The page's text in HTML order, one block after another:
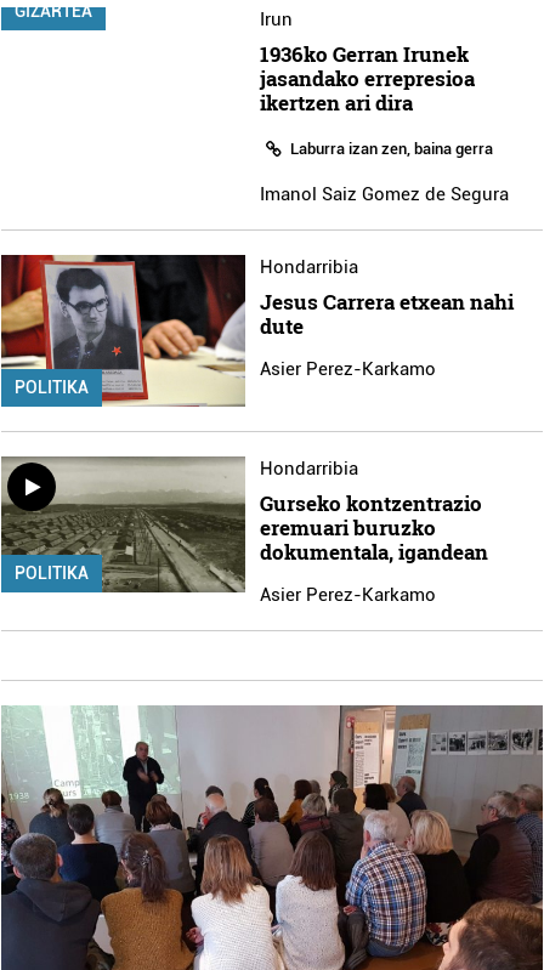
GIZARTEA Irun
1936ko Gerran Irunek
jasandako errepresioa
ikertzen ari dira
Laburra izan zen, baina gerra
Imanol Saiz Gomez de Segura
POLITIKA
Hondarribia
Jesus Carrera etxean nahi
dute
Asier Perez-Karkamo
POLITIKA
Hondarribia
Gurseko kontzentrazio
eremuari buruzko
dokumentala, igandean
Asier Perez-Karkamo